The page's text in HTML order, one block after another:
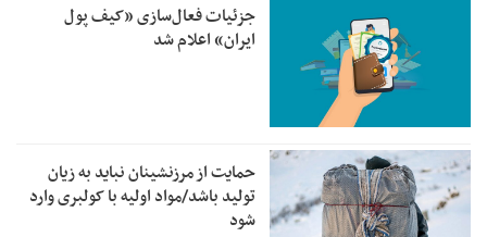
جزئیات فعال‌سازی «کیف پول
ایران» اعلام شد
حمایت از مرزنشینان نباید به زیان
تولید باشد/مواد اولیه با کولبری وارد
شود